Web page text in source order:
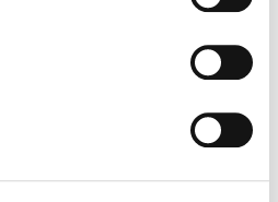
2026 (dati preliminari)